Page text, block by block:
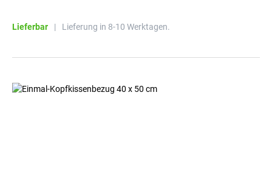
Lieferbar | Lieferung in 8-10 Werktagen.